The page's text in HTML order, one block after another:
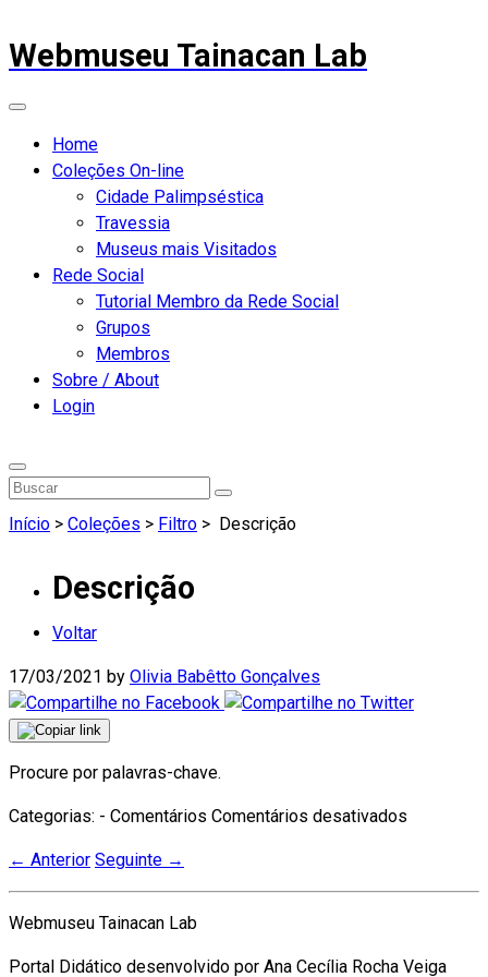
Webmuseu Tainacan Lab
Home
Coleções On-line
Cidade Palimpséstica
Travessia
Museus mais Visitados
Rede Social
Tutorial Membro da Rede Social
Grupos
Membros
Sobre / About
Login
Início > Coleções > Filtro > Descrição
Descrição
Voltar
17/03/2021 by Olivia Babêtto Gonçalves
Procure por palavras-chave.
Categorias: - Comentários Comentários desativados
← Anterior Seguinte →
Webmuseu Tainacan Lab
Portal Didático desenvolvido por Ana Cecília Rocha Veiga